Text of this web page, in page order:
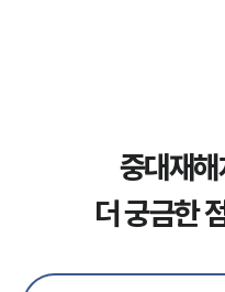
중대재
더 궁금한